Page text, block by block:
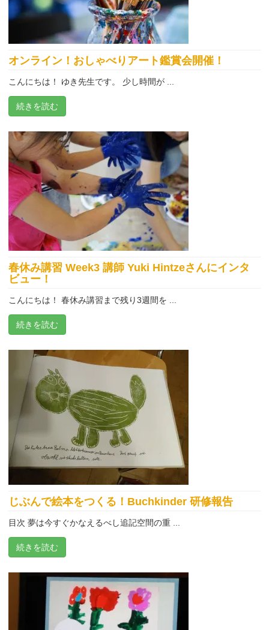
オンライン！おしゃべりアート鑑賞会開催！
こんにちは！ ゆき先生です。 少し時間が ...
続きを読む
春休み講習 Week3 講師 Yuki Hintzeさんにインタ
ビュー！
こんにちは！ 春休み講習まで残り3週間を ...
続きを読む
じぶんで絵本をつくる！Buchkinder 研修報告
目次 夢は今すぐかなえるべし追記空間の重 ...
続きを読む